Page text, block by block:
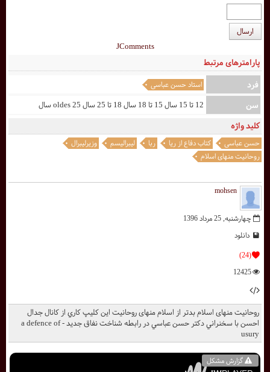
گزارش مشکل
روحانیت منهای اسلام بدتر از اسلام منهای روحانیت اين کليپ کاري از کانال جدال
احسن با سخنراني دکتر حسن عباسي در رابطه شناخت نفاق جدید - a defence of
usury
mohsen
چهارشنبه, 25 مرداد 1396
دانلود
(24)
12425
کلید واژه
حسن عباسی کتاب دفاع از ریا ربا لیبرالیسم
وزیرلیبرال
روحانیت منهای اسلام
پارامترهای مرتبط
فرد
استاد حسن عباسی
سن 12 تا 15 سال 15 تا 18 سال 18 تا 25 سال 25 oldes سال
ارسال
JComments